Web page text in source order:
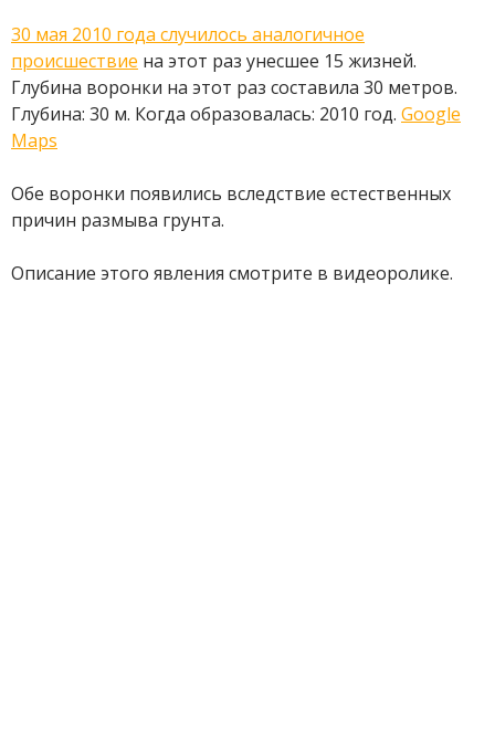
30 мая 2010 года случилось аналогичное
происшествие на этот раз унесшее 15 жизней.
Глубина воронки на этот раз составила 30 метров.
Глубина: 30 м. Когда образовалась: 2010 год. Google
Maps
Обе воронки появились вследствие естественных
причин размыва грунта.
Описание этого явления смотрите в видеоролике.